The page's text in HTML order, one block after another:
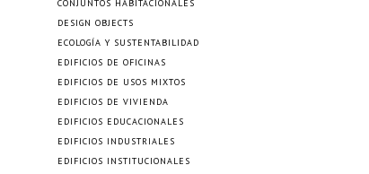
CONJUNTOS HABITACIONALES
DESIGN OBJECTS
ECOLOGÍA Y SUSTENTABILIDAD
EDIFICIOS DE OFICINAS
EDIFICIOS DE USOS MIXTOS
EDIFICIOS DE VIVIENDA
EDIFICIOS EDUCACIONALES
EDIFICIOS INDUSTRIALES
EDIFICIOS INSTITUCIONALES